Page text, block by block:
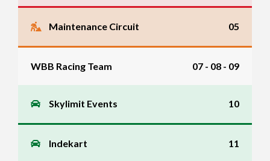
Maintenance Circuit 05
WBB Racing Team 07 - 08 - 09
Skylimit Events 10
Indekart 11